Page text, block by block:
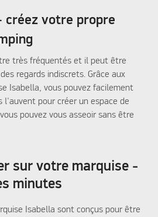
créez votre propre
très fréquentés et il peut être
regards indiscrets. Grâce aux
Isabella, vous pouvez facilement
l'auvent pour créer un espace de
pouvez vous asseoir sans être
sur votre marquise -
minutes
Isabella sont conçus pour être